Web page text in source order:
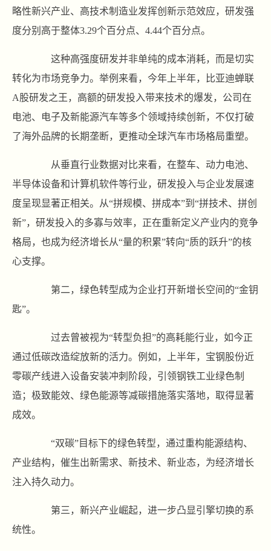
略性新兴产业、高技术制造业发挥创新示范效应，研发强
度分别高于整体3.29个百分点、4.44个百分点。
这种高强度研发并非单纯的成本消耗，而是切实
转化为市场竞争力。举例来看，今年上半年，比亚迪蝉联
A股研发之王，高额的研发投入带来技术的爆发，公司在
电池、电子及新能源汽车等多个领域持续创新，不仅打破
了海外品牌的长期垄断，更推动全球汽车市场格局重塑。
从垂直行业数据对比来看，在整车、动力电池、
半导体设备和计算机软件等行业，研发投入与企业发展速
度呈现显著正相关。从“拼规模、拼成本”到“拼技术、拼创
新”，研发投入的多寡与效率，正在重新定义产业内的竞争
格局，也成为经济增长从“量的积累”转向“质的跃升”的核
心支撑。
第二，绿色转型成为企业打开新增长空间的“金钥
匙”。
过去曾被视为“转型负担”的高耗能行业，如今正
通过低碳改造绽放新的活力。例如，上半年，宝钢股份近
零碳产线进入设备安装冲刺阶段，引领钢铁工业绿色制
造；极致能效、绿色能源等减碳措施落实落地，取得显著
成效。
“双碳”目标下的绿色转型，通过重构能源结构、
产业结构，催生出新需求、新技术、新业态，为经济增长
注入持久动力。
第三，新兴产业崛起，进一步凸显引擎切换的系
统性。